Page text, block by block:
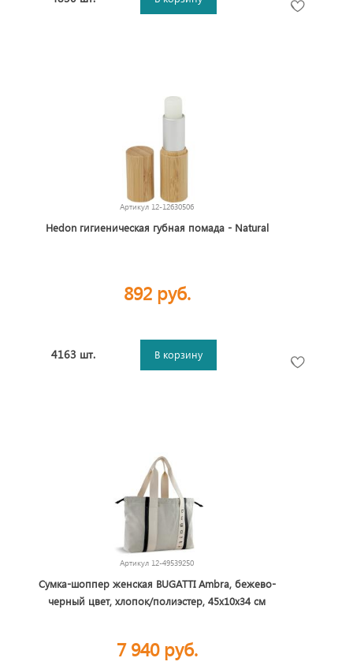
Артикул 12-12630506
Hedon гигиеническая губная помада - Natural
892 руб.
4163 шт. В корзину
Артикул 12-49539250
Сумка-шоппер женская BUGATTI Ambra, бежево-
черный цвет, хлопок/полиэстер, 45х10х34 см
7 940 руб.